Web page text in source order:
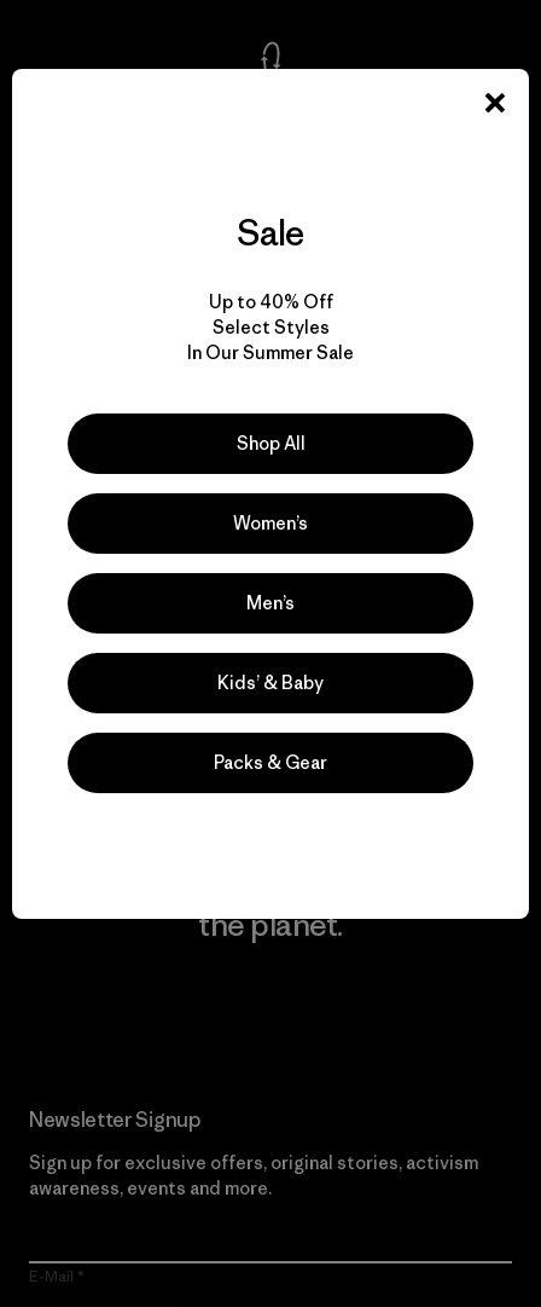
Explore Our Footprint
activism.
We keep your gear in
play.
the planet.
Newsletter Signup
Sign up for exclusive offers, original stories, activism
awareness, events and more.
E-Mail
Sale
Up to 40% Off
Select Styles
In Our Summer Sale
Shop All
Women’s
Men’s
Kids’ & Baby
Packs & Gear